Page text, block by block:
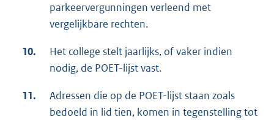
parkeervergunningen verleend met
vergelijkbare rechten.
10.
Het college stelt jaarlijks, of vaker indien
nodig, de POET-lijst vast.
11.
Adressen die op de POET-lijst staan zoals
bedoeld in lid tien, komen in tegenstelling tot